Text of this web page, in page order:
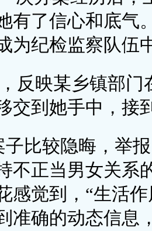
有了信心和底气
为纪检监察队伍
反映某乡镇部
交到她手中，接
子比较隐晦，举
不正当男女关系
感觉到，“生活
准确的动态信息